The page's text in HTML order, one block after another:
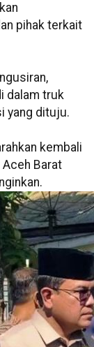
pihak terkait
dalam truk
yang dituju.
kembali
Barat